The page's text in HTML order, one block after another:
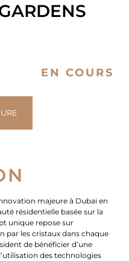
EN COURS
majeure à Dubaï en
résidentielle basée sur la
unique repose sur
par les cristaux dans chaque
de bénéficier d’une
des technologies